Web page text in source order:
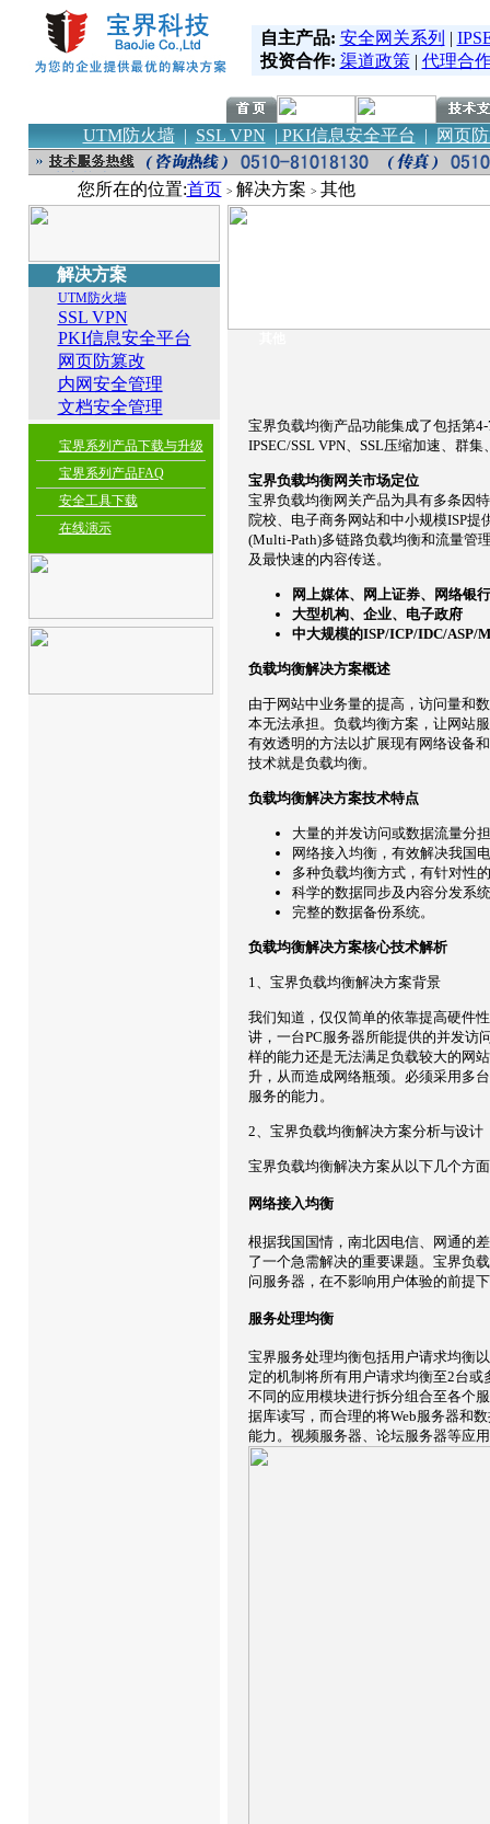
自主产品: 安全网关系列 |
投资合作: 渠道政策| 代理合
UTM防火墙| SSL VPN | PKI信息安全平台 | 网页
您所在的位置:首页 > 解决方案 > 其他
解决方案
UTM防火墙
SSL VPN
PKI信息安全平台
网页防篡改
内网安全管理
文档安全管理
宝界系列产品下载与升级
宝界系列产品FAQ
安全工具下载
在线演示
宝界负载均衡产品功能集成了包括第
IPSEC/SSL VPN、SSL压缩加速、群
宝界负载均衡网关市场定位
宝界负载均衡网关产品为具有多条因
院校、电子商务网站和中小规模ISP
(Multi-Path)多链路负载均衡和流量管
及最快速的内容传送。
网上媒体、网上证券、网络银
大型机构、企业、电子政府
中大规模的ISP/ICP/IDC/ASP/
负载均衡解决方案概述
由于网站中业务量的提高，访问量和
本无法承担。负载均衡方案，让网站
有效透明的方法以扩展现有网络设备
技术就是负载均衡。
负载均衡解决方案技术特点
大量的并发访问或数据流量分
网络接入均衡，有效解决我国
多种负载均衡方式，有针对性
科学的数据同步及内容分发系
完整的数据备份系统。
负载均衡解决方案核心技术解析
1、宝界负载均衡解决方案背景
我们知道，仅仅简单的依靠提高硬件
讲，一台PC服务器所能提供的并发访
样的能力还是无法满足负载较大的网
升，从而造成网络瓶颈。必须采用多
服务的能力。
2、宝界负载均衡解决方案分析与设计
宝界负载均衡解决方案从以下几个方
网络接入均衡
根据我国国情，南北因电信、网通的
了一个急需解决的重要课题。宝界负
问服务器，在不影响用户体验的前提
服务处理均衡
宝界服务处理均衡包括用户请求均衡
定的机制将所有用户请求均衡至2台
不同的应用模块进行拆分组合至各个
据库读写，而合理的将Web服务器和
能力。视频服务器、论坛服务器等应